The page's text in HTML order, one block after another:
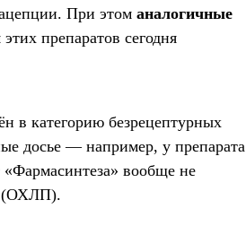
При этом аналогичные
препаратов сегодня
в категорию безрецептурных
досье — например, у препарата
«Фармасинтеза» вообще не
(ОХЛП).